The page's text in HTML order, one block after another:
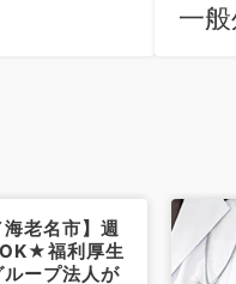
一
海老名市】週
福利厚生
ープ法人が